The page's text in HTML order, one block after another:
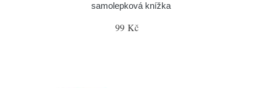
samolepková knížka
99 Kč